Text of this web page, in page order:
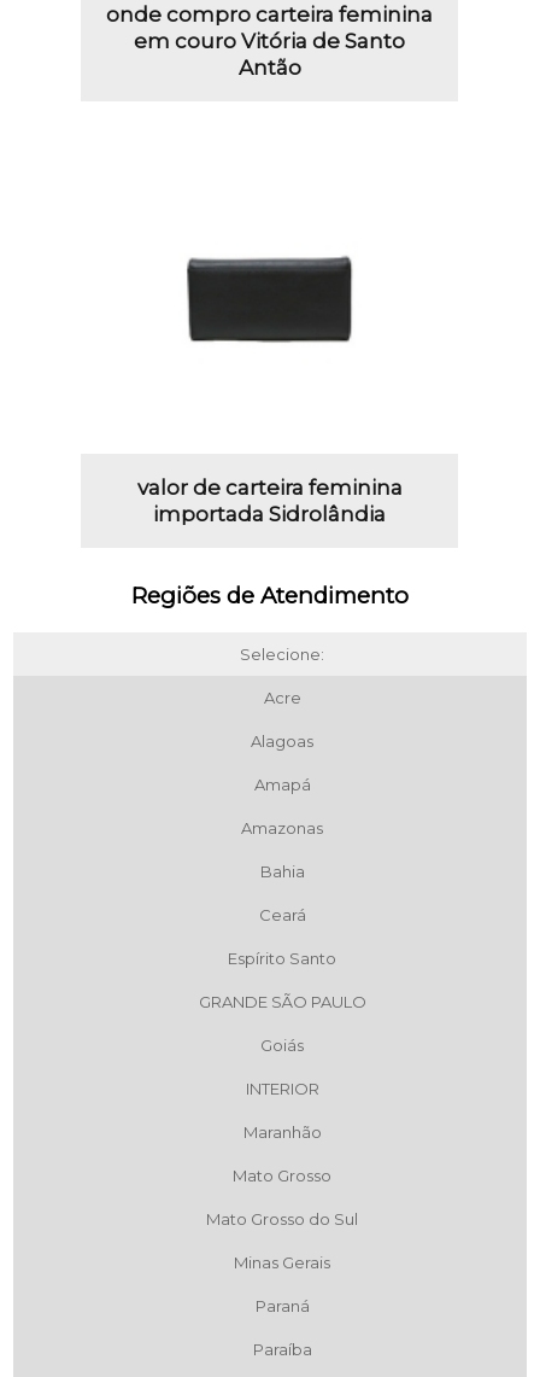
onde compro carteira feminina
em couro Vitória de Santo
Antão
valor de carteira feminina
importada Sidrolândia
Regiões de Atendimento
Selecione:
Acre
Alagoas
Amapá
Amazonas
Bahia
Ceará
Espírito Santo
GRANDE SÃO PAULO
Goiás
INTERIOR
Maranhão
Mato Grosso
Mato Grosso do Sul
Minas Gerais
Paraná
Paraíba